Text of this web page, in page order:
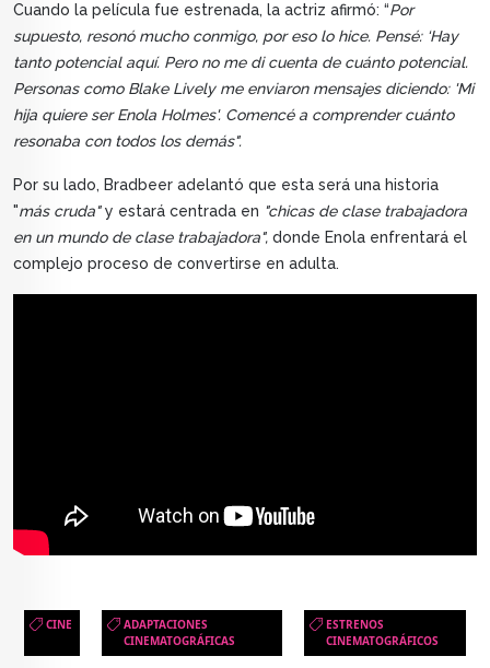
Cuando la película fue estrenada, la actriz afirmó: “Por
supuesto, resonó mucho conmigo, por eso lo hice. Pensé: ‘Hay
tanto potencial aquí. Pero no me di cuenta de cuánto potencial.
Personas como Blake Lively me enviaron mensajes diciendo: 'Mi
hija quiere ser Enola Holmes'. Comencé a comprender cuánto
resonaba con todos los demás".
Por su lado, Bradbeer adelantó que esta será una historia
"más cruda"y estará centrada en "chicas de clase trabajadora
en un mundo de clase trabajadora", donde Enola enfrentará el
complejo proceso de convertirse en adulta.
CINE
ADAPTACIONES
CINEMATOGRÁFICAS
ESTRENOS
CINEMATOGRÁFICOS